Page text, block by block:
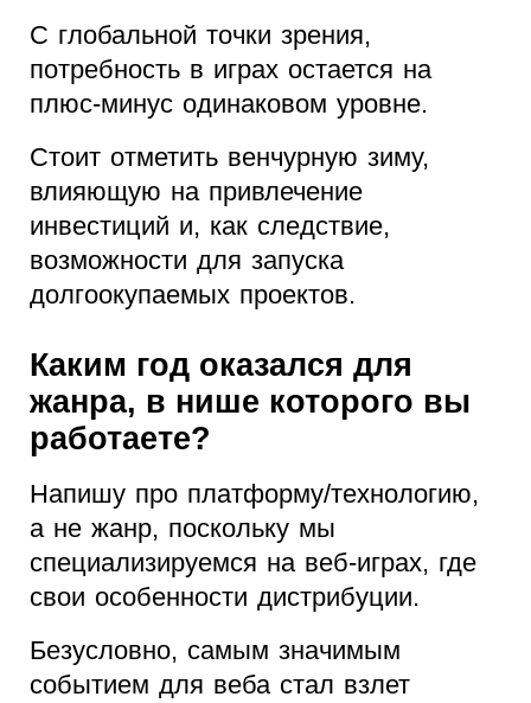
С глобальной точки зрения,
потребность в играх остается на
плюс-минус одинаковом уровне.
Стоит отметить венчурную зиму,
влияющую на привлечение
инвестиций и, как следствие,
возможности для запуска
долгоокупаемых проектов.
Каким год оказался для
жанра, в нише которого вы
работаете?
Напишу про платформу/технологию,
а не жанр, поскольку мы
специализируемся на веб-играх, где
свои особенности дистрибуции.
Безусловно, самым значимым
событием для веба стал взлет